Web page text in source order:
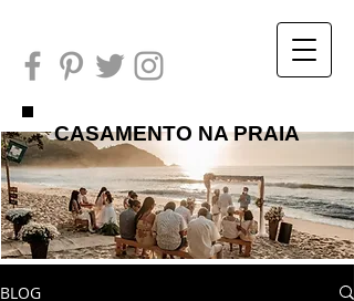
CASAMENTO NA PRAIA
BLOG